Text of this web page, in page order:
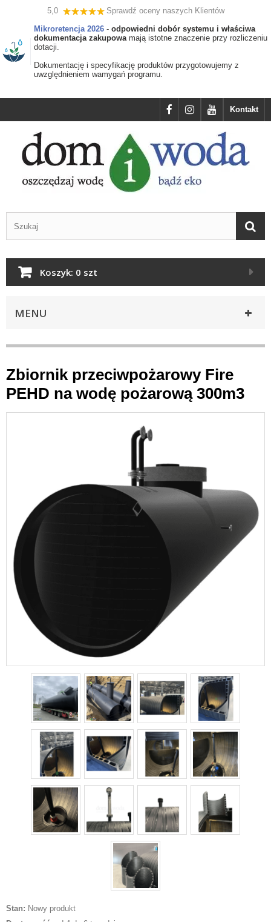
5,0
Sprawdź oceny naszych Klientów
Mikroretencja 2026 - odpowiedni dobór systemu i właściwa
dokumentacja zakupowamają istotne znaczenie przy rozliczeniu
dotacji.
Dokumentację i specyfikację produktów przygotowujemy z
uwzględnieniem wamygań programu.
Kontakt
Koszyk: 0 szt
MENU
Zbiornik przeciwpożarowy Fire
PEHD na wodę pożarową 300m3
Stan: Nowy produkt